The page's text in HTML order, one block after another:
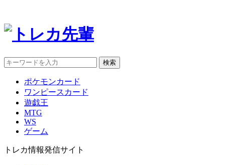
検索
ポケモンカード
ワンピースカード
遊戯王
MTG
WS
ゲーム
トレカ情報発信サイト